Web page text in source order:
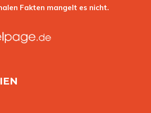
Fakten mangelt es nicht.